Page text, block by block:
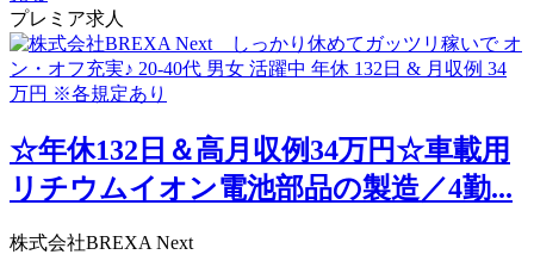
プレミア求人
☆年休132日＆高月収例34万円☆車載用
リチウムイオン電池部品の製造／4勤...
株式会社BREXA Next